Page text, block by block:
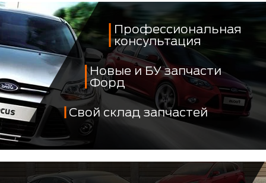
Профессиональная
консультация
Новые и БУ запчасти
Форд
Свой склад запчастей